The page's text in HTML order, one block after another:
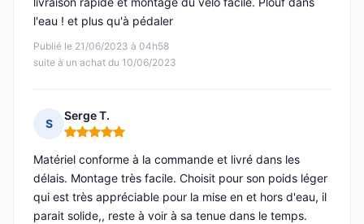
Publié le 21/06/2023 à 04h58
suite à un achat du 10/06/2023
l'eau ! et plus qu'à pédaler
S
Serge T.
Note : 5 sur 5
Matériel conforme à la commande et livré dans les
délais. Montage très facile. Choisit pour son poids léger
qui est très appréciable pour la mise en et hors d'eau, il
parait solide,, reste à voir à sa tenue dans le temps.